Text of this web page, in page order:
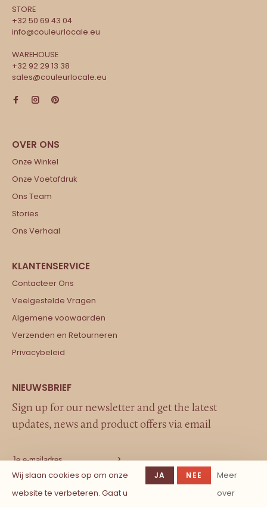
STORE
+32 50 69 43 04
info@couleurlocale.eu
WAREHOUSE
+32 92 29 13 38
sales@couleurlocale.eu
Onze Winkel
Onze Voetafdruk
Ons Team
Stories
Ons Verhaal
Contacteer Ons
Veelgestelde Vragen
Algemene voowaarden
Verzenden en Retourneren
Privacybeleid
Sign up for our newsletter and get the latest
updates, news and product offers via email
Wij slaan cookies op om onze
website te verbeteren. Gaat u
JA NEE
Meer
over